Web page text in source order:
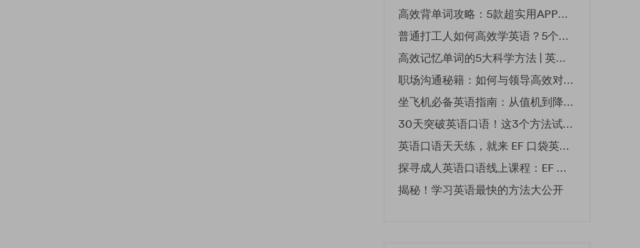
高效背单词攻略：5款超实用APP推荐 | EF英孚教育
普通打工人如何高效学英语？5个实用技巧助你突破职场瓶颈
高效记忆单词的5大科学方法 | 英语学习必备技巧
职场沟通秘籍：如何与领导高效对话 | EF英孚职场指南
坐飞机必备英语指南：从值机到降落的全流程表达
30天突破英语口语！这3个方法试过的人都说有效
英语口语天天练，就来 EF 口袋英语微信小程序
探寻成人英语口语线上课程：EF 英孚教育凭什么领航
揭秘！学习英语最快的方法大公开